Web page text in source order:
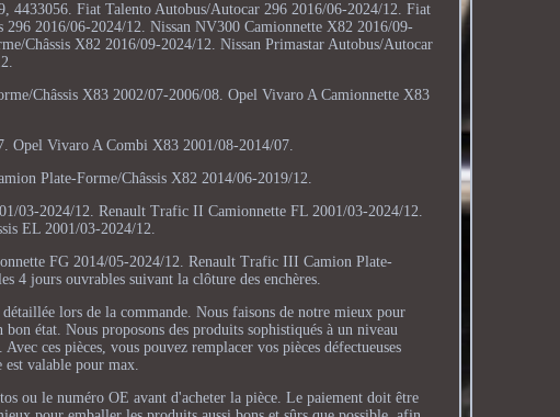
4433056. Fiat Talento Autobus/Autocar 296 2016/06-2024/12. Fiat
2016/06-2024/12. Nissan NV300 Camionnette X82 2016/09-
Châssis X82 2016/09-2024/12. Nissan Primastar Autobus/Autocar
Châssis X83 2002/07-2006/08. Opel Vivaro A Camionnette X83
Opel Vivaro A Combi X83 2001/08-2014/07.
Plate-Forme/Châssis X82 2014/06-2019/12.
03-2024/12. Renault Trafic II Camionnette FL 2001/03-2024/12.
EL 2001/03-2024/12.
FG 2014/05-2024/12. Renault Trafic III Camion Plate-
4 jours ouvrables suivant la clôture des enchères.
lors de la commande. Nous faisons de notre mieux pour
état. Nous proposons des produits sophistiqués à un niveau
ces pièces, vous pouvez remplacer vos pièces défectueuses
valable pour max.
ou le numéro OE avant d'acheter la pièce. Le paiement doit être